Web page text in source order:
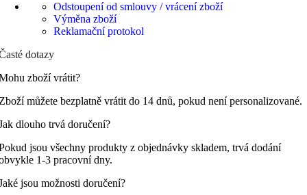
Odstoupení od smlouvy / vrácení zboží
Výměna zboží
Reklamační protokol
dotazy
zboží vrátit?
můžete bezplatně vrátit do 14 dnů, pokud není personalizované.
dlouho trvá doručení?
jsou všechny produkty z objednávky skladem, trvá dodání
1-3 pracovní dny.
jsou možnosti doručení?